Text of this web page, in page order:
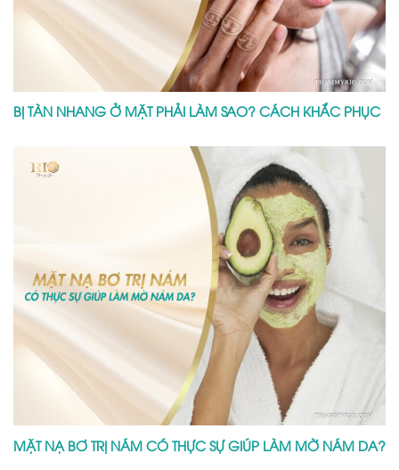
BỊ TÀN NHANG Ở MẶT PHẢI LÀM SAO? CÁCH KHẮC PHỤC
MẶT NẠ BƠ TRỊ NÁM CÓ THỰC SỰ GIÚP LÀM MỜ NÁM DA?